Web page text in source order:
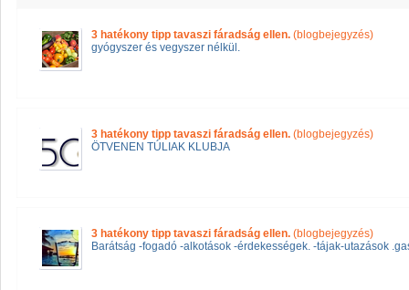
3 hatékony tipp tavaszi fáradság ellen. (blogbejegyzés)
gyógyszer és vegyszer nélkül.
3 hatékony tipp tavaszi fáradság ellen. (blogbejegyzés)
ÖTVENEN TÚLIAK KLUBJA
3 hatékony tipp tavaszi fáradság ellen. (blogbejegyzés)
Barátság -fogadó -alkotások -érdekességek. -tájak-utazások